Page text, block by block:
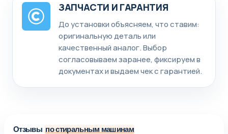
ЗАПЧАСТИ И ГАРАНТИЯ
До установки объясняем, что ставим:
оригинальную деталь или
качественный аналог. Выбор
согласовываем заранее, фиксируем в
документах и выдаем чек с гарантией.
Отзывы по стиральным машинам